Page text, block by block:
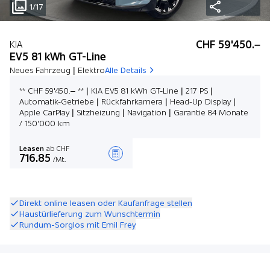
1/17
KIA
EV5 81 kWh GT-Line
Neues Fahrzeug | ElektroAlle Details
CHF 59'450.–
** CHF 59'450.– ** | KIA EV5 81 kWh GT-Line | 217 PS |
Automatik-Getriebe | Rückfahrkamera | Head-Up Display |
Apple CarPlay | Sitzheizung | Navigation | Garantie 84 Monate
/ 150'000 km
Leasen ab CHF
716.85 /Mt.
Direkt online leasen oder Kaufanfrage stellen
Haustürlieferung zum Wunschtermin
Rundum-Sorglos mit Emil Frey